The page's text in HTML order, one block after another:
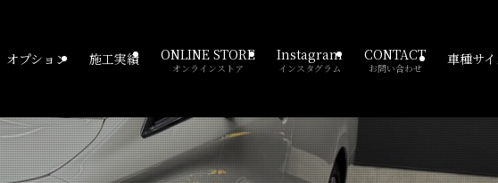
オプション 施工実績 ONLINE STORE
オンラインストア
Instagram
インスタグラム
CONTACT
お問い合わせ
車種サ